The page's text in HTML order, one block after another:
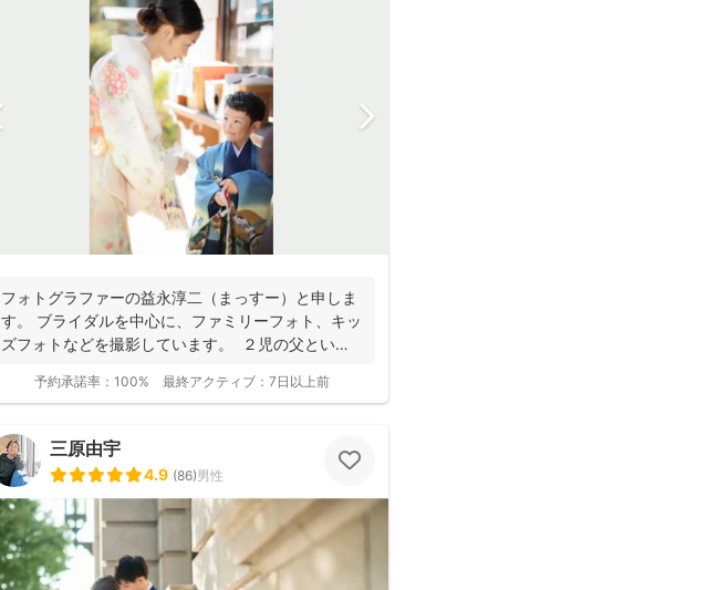
フォトグラファーの益永淳二（まっすー）と申しま
す。 ブライダルを中心に、ファミリーフォト、キッ
ズフォトなどを撮影しています。 ２児の父という
予約承諾率： 100% 最終アクティブ： 7日以上前
三原由宇
4.9 (86)男性